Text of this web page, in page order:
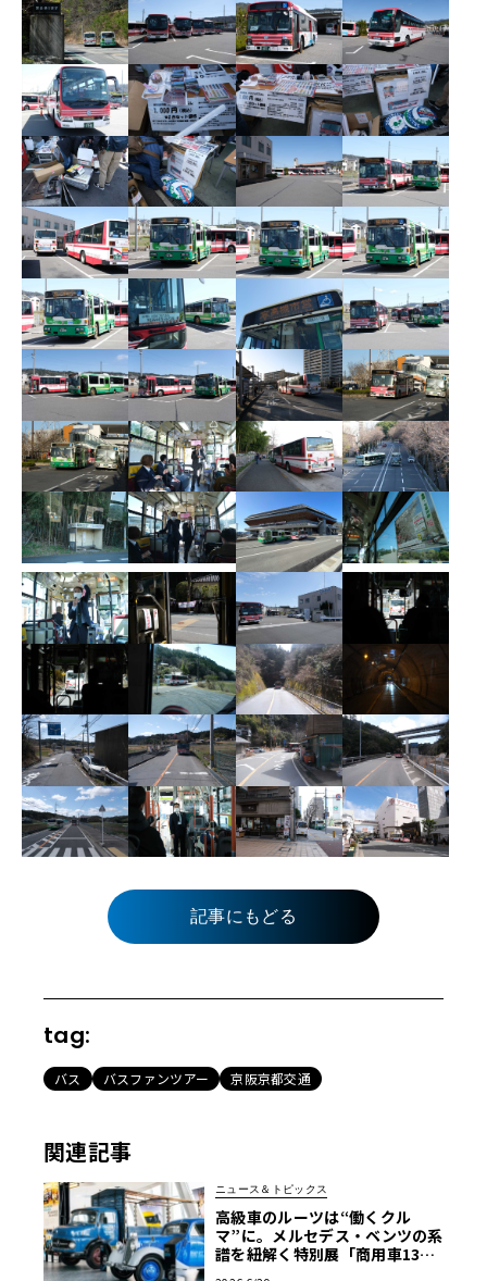
記事にもどる
tag:
バス バスファンツアー 京阪京都交通
関連記事
ニュース＆トピックス
高級車のルーツは“働くクル
マ”に。メルセデス・ベンツの系
譜を紐解く特別展「商用車130